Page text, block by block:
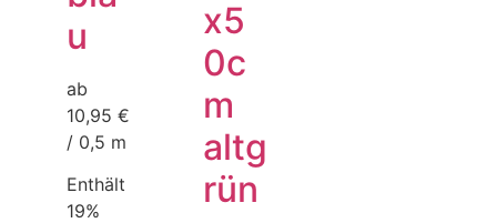
u
ab
10,95 €
/ 0,5 m
Enthält
19%
x5
0c
m
altg
rün